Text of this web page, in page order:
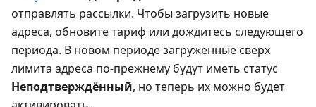
отправлять рассылки. Чтобы загрузить новые
адреса, обновите тариф или дождитесь следующего
периода. В новом периоде загруженные сверх
лимита адреса по-прежнему будут иметь статус
Неподтверждённый, но теперь их можно будет